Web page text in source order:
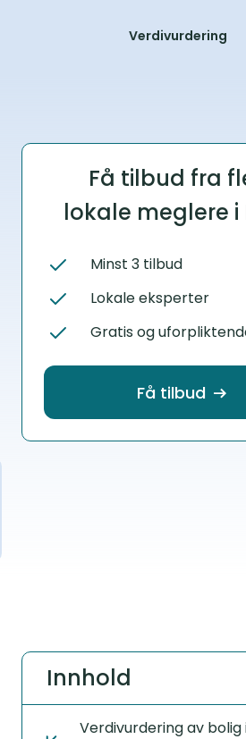
Verdivurdering​
Få tilbud fra
lokale meglere i
Minst 3 tilbud
Lokale eksperter
Gratis og
Få tilbud
Innhold
Verdivurdering av bolig